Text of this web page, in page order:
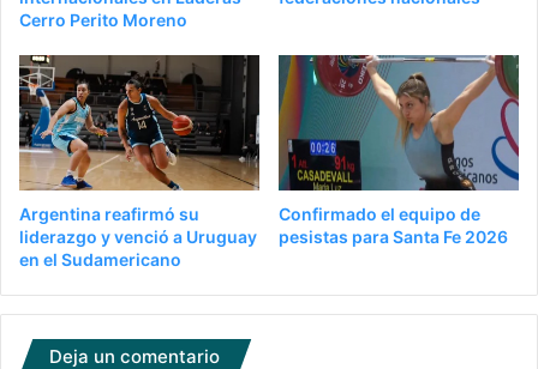
Cerro Perito Moreno
Argentina reafirmó su
liderazgo y venció a Uruguay
en el Sudamericano
Confirmado el equipo de
pesistas para Santa Fe 2026
Deja un comentario